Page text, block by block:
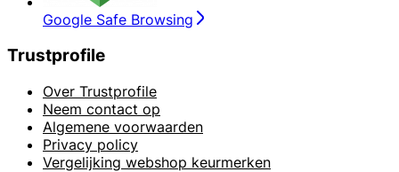
Google Safe Browsing
Trustprofile
Over Trustprofile
Neem contact op
Algemene voorwaarden
Privacy policy
Vergelijking webshop keurmerken